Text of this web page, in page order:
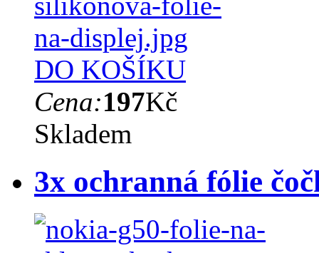
DO KOŠÍKU
Cena:197Kč
Skladem
3x ochranná fólie